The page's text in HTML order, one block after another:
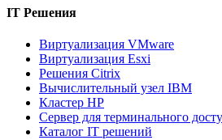
IT Решения
Виртуализация VMware
Виртуализация Esxi
Решения Citrix
Вычислительный узел IBM
Кластер HP
Сервер для терминального
Каталог IT решений